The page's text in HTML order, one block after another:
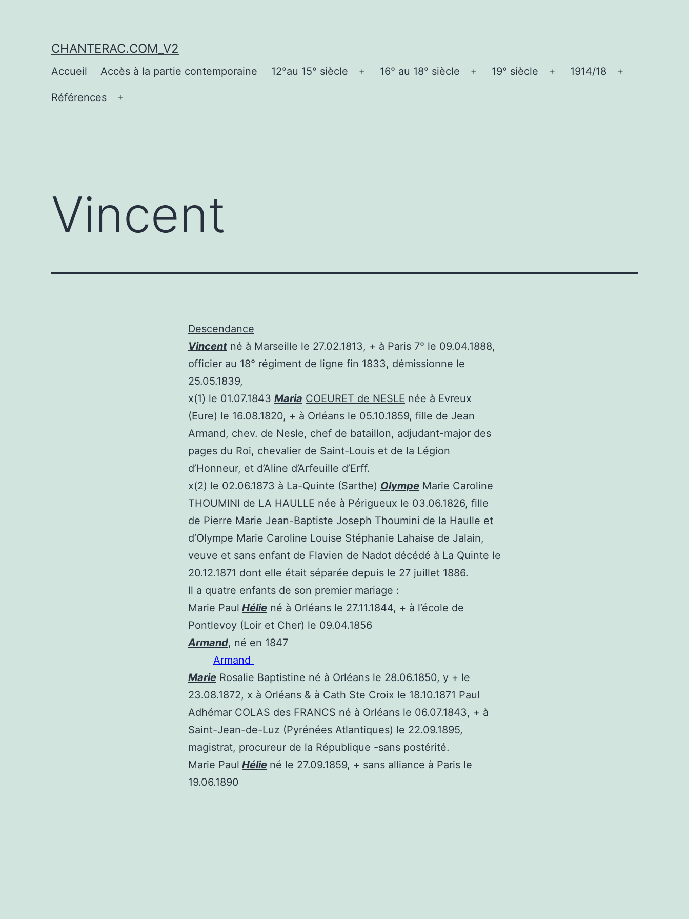
CHANTERAC.COM_V2
Accueil Accès à la partie contemporaine 12°au 15° siècle
Ouvrir
16° au 18° siècle
Ouvrir
19° siècle
Ouvrir
1914/18
Références
Vincent
Descendance
Vincent né à Marseille le 27.02.1813, + à Paris 7° le 09.04.1888,
officier au 18° régiment de ligne fin 1833, démissionne le
25.05.1839,
x(1) le 01.07.1843 Maria COEURET de NESLE née à Evreux
(Eure) le 16.08.1820, + à Orléans le 05.10.1859, fille de Jean
Armand, chev. de Nesle, chef de bataillon, adjudant-major des
pages du Roi, chevalier de Saint-Louis et de la Légion
d’Honneur, et d’Aline d’Arfeuille d’Erff.
x(2) le 02.06.1873 à La-Quinte (Sarthe) Olympe Marie Caroline
THOUMINI de LA HAULLE née à Périgueux le 03.06.1826, fille
de Pierre Marie Jean-Baptiste Joseph Thoumini de la Haulle et
d’Olympe Marie Caroline Louise Stéphanie Lahaise de Jalain,
veuve et sans enfant de Flavien de Nadot décédé à La Quinte le
20.12.1871 dont elle était séparée depuis le 27 juillet 1886.
Il a quatre enfants de son premier mariage :
Marie Paul Hélie né à Orléans le 27.11.1844, + à l’école de
Pontlevoy (Loir et Cher) le 09.04.1856
Armand, né en 1847
Armand
Marie Rosalie Baptistine né à Orléans le 28.06.1850, y + le
23.08.1872, x à Orléans & à Cath Ste Croix le 18.10.1871 Paul
Adhémar COLAS des FRANCS né à Orléans le 06.07.1843, + à
Saint-Jean-de-Luz (Pyrénées Atlantiques) le 22.09.1895,
magistrat, procureur de la République -sans postérité.
Marie Paul Hélie né le 27.09.1859, + sans alliance à Paris le
19.06.1890